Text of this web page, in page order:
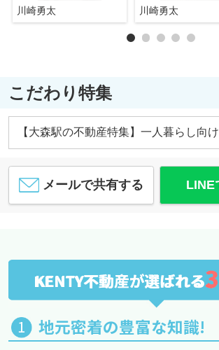
川崎勇太 川崎勇太
こだわり特集
【大森駅の不動産特集】一人暮らし向
メールで共有する LINE
KENTY不動産が選ばれる3
地元密着の豊富な知識!